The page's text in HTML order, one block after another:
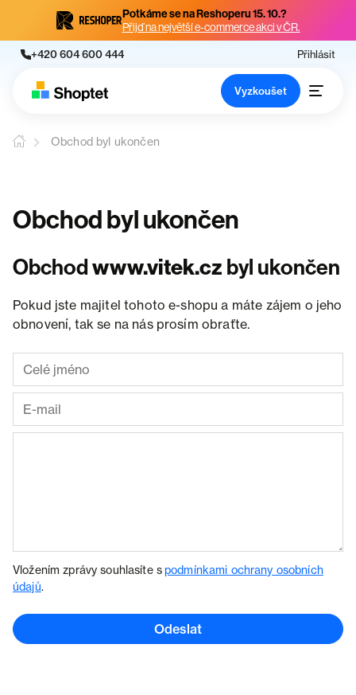
Potkáme se na Reshoperu 15. 10.?
Přijď na největší e-commerce akci v ČR.
+420 604 600 444 Přihlásit
Vyzkoušet
Obchod byl ukončen
Obchod byl ukončen
Obchodwww.vitek.cz byl ukončen
Pokud jste majitel tohoto e-shopu a máte zájem o jeho
obnovení, tak se na nás prosím obraťte.
Vložením zprávy souhlasíte spodmínkami ochrany osobních
údajů.
Odeslat